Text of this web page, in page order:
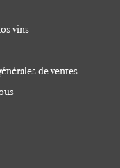
vins
de ventes